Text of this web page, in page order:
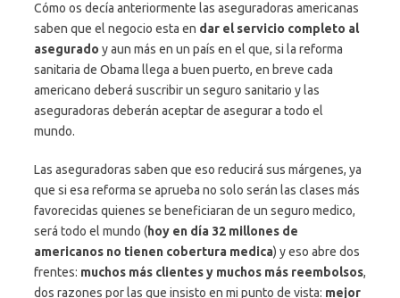
Cómo os decía anteriormente las aseguradoras americanas
saben que el negocio esta en dar el servicio completo al
asegurado y aun más en un país en el que, si la reforma
sanitaria de Obama llega a buen puerto, en breve cada
americano deberá suscribir un seguro sanitario y las
aseguradoras deberán aceptar de asegurar a todo el
mundo.
Las aseguradoras saben que eso reducirá sus márgenes, ya
que si esa reforma se aprueba no solo serán las clases más
favorecidas quienes se beneficiaran de un seguro medico,
será todo el mundo (hoy en día 32 millones de
americanos no tienen cobertura medica) y eso abre dos
frentes: muchos más clientes y muchos más reembolsos,
dos razones por las que insisto en mi punto de vista: mejor